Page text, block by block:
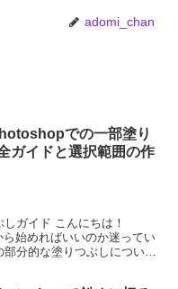
adomi_chan
での一部塗り
ガイドと選択範囲の作
ガイド こんにちは！
始めればいいのか迷ってい
分的な塗りつぶしについて